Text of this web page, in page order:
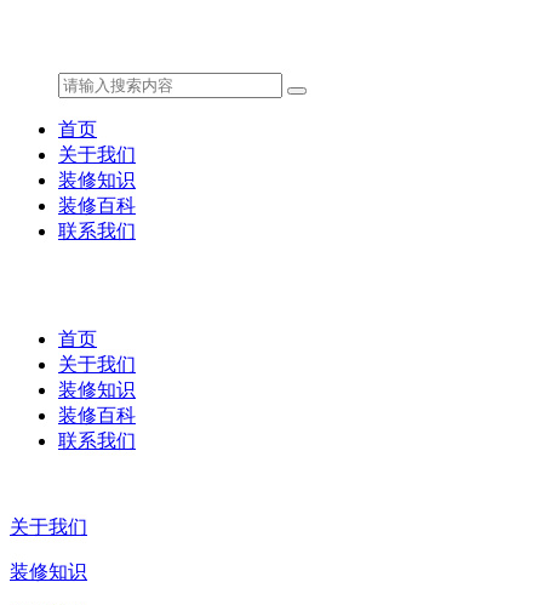
首页
关于我们
装修知识
装修百科
联系我们
首页
关于我们
装修知识
装修百科
联系我们
关于我们
装修知识